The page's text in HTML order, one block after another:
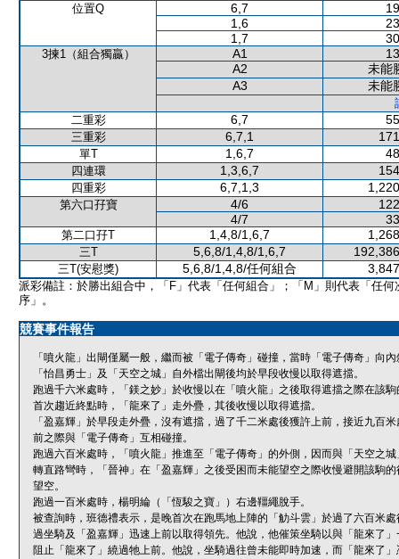
位置Q 6,7
1,6
1,7
3揀1（組合獨贏） A1
A2
未能
A3
未能
二重彩
6,7
三重彩 6,7,1
單T 1,6,7
四連環 1,3,6,7
四重彩 6,7,1,3
第六口孖寶 4/6
4/7
第二口孖T 1,4,8/1,6,7
三T 5,6,8/1,4,8/1,6,7
三T(安慰獎) 5,6,8/1,4,8/任何組合
派彩備註：於勝出組合中，「F」代表「任何組合」；「M」則代表「任何
序」。
競賽事件報告
「噴火龍」出閘僅屬一般，繼而被「電子傳奇」碰撞，當時「電子傳奇」向
「怡昌勇士」及「天空之城」自外檔出閘後均於早段收慢以取得遮擋。
跑過千六米處時，「鎂之妙」於收慢以在「噴火龍」之後取得遮擋之際在該
首次趨近終點時，「龍來了」走外疊，其後收慢以取得遮擋。
「盈嘉輝」於早段走外疊，沒有遮擋，過了千二米處後獲許上前，接近九百
前之際與「電子傳奇」互相碰撞。
跑過六百米處時，「噴火龍」推進至「電子傳奇」的外側，因而與「天空之
轉直路彎時，「晉神」在「盈嘉輝」之後受困而未能望空之際收慢避開該駒
望空。
跑過一百米處時，楊明綸（「恆駿之寶」）右邊韁繩脫手。
被查詢時，班德禮表示，是晚首次在跑馬地上陣的「觔斗雲」於過了六百米
過坐騎及「盈嘉輝」迅速上前以取得領先。他說，他催策坐騎以與「龍來了
阻止「龍來了」繞過牠上前。他說，坐騎過往曾未能即時加速，而「龍來了